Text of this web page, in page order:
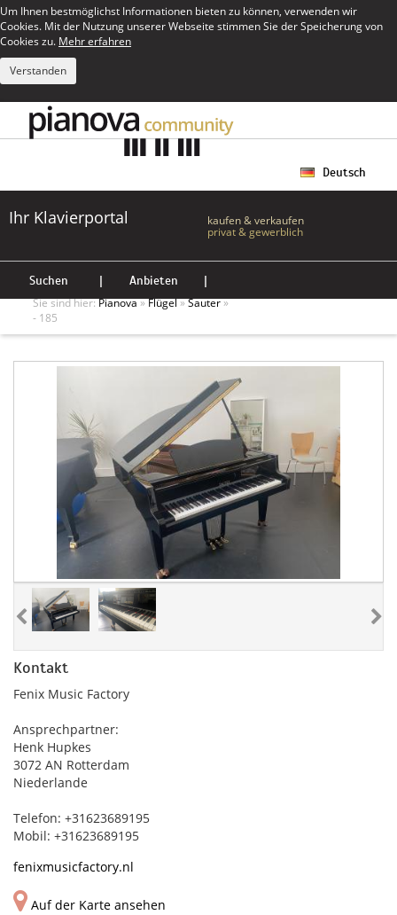
Um Ihnen bestmöglichst Informationen bieten zu können, verwenden wir
Cookies. Mit der Nutzung unserer Webseite stimmen Sie der Speicherung von
Cookies zu. Mehr erfahren
Verstanden
Deutsch
Ihr Klavierportal kaufen & verkaufen
privat & gewerblich
Suchen | Anbieten
|
Sie sind hier:Pianova»Flügel»Sauter»
- 185
Kontakt
Fenix Music Factory
Ansprechpartner:
Henk Hupkes
3072 AN Rotterdam
Niederlande
Telefon: +31623689195
Mobil: +31623689195
fenixmusicfactory.nl
Auf der Karte ansehen